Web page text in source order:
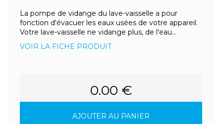
La pompe de vidange du lave-vaisselle a pour
fonction d'évacuer les eaux usées de votre appareil.
Votre lave-vaisselle ne vidange plus, de l'eau...
VOIR LA FICHE PRODUIT
0.00 €
AJOUTER AU PANIER